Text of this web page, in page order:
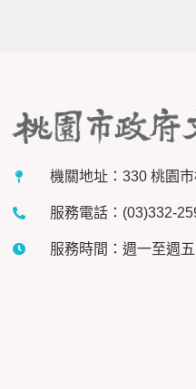
機關地址：330 桃園
服務電話：(03)332-
服務時間：週一至週